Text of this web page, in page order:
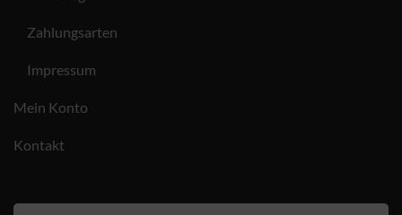
Zahlungsarten
Impressum
Mein Konto
Kontakt